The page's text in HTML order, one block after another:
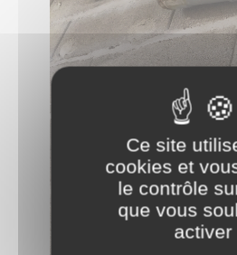
Ce site
cookies et
le contrôle
que vous
activer